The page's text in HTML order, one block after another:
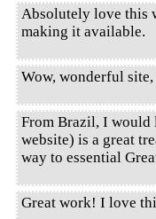
Absolutely love this
making it available.
Wow, wonderful
From Brazil, I would
website) is a great
way to essential
Great work! I love